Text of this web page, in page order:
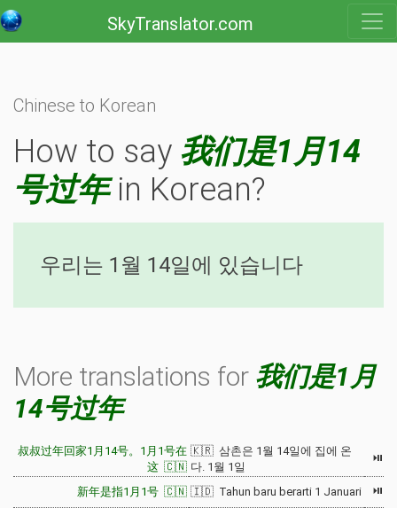
SkyTranslator.com
Chinese to Korean
How to say 我们是1月14
号过年in Korean?
우리는 1월 14일에 있습니다
More translations for 我们是1月
14号过年
叔叔过年回家1月14号。1月1号在
这 🇨🇳
🇰🇷 삼촌은 1월 14일에 집에 온
다. 1월 1일
⏯
新年是指1月1号 🇨🇳 🇮🇩 Tahun baru berarti 1 Januari ⏯